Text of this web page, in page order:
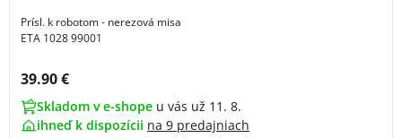
Prísl. k robotom - nerezová misa
ETA 1028 99001
Cena s DPH:
39.90 €
Skladom v e-shope u vás už 11. 8.
ihneď k dispozícii na 9 predajniach